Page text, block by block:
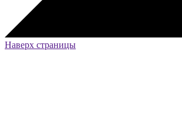
Наверх страницы